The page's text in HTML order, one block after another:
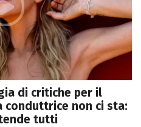
di critiche per il
conduttrice non ci sta:
tutti